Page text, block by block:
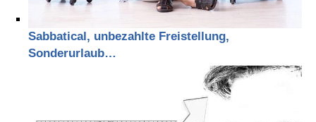
Sabbatical, unbezahlte Freistellung,
Sonderurlaub…